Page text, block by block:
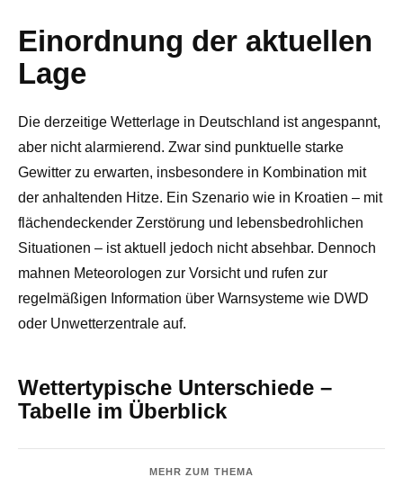
Einordnung der aktuellen
Lage
Die derzeitige Wetterlage in Deutschland ist angespannt,
aber nicht alarmierend. Zwar sind punktuelle starke
Gewitter zu erwarten, insbesondere in Kombination mit
der anhaltenden Hitze. Ein Szenario wie in Kroatien – mit
flächendeckender Zerstörung und lebensbedrohlichen
Situationen – ist aktuell jedoch nicht absehbar. Dennoch
mahnen Meteorologen zur Vorsicht und rufen zur
regelmäßigen Information über Warnsysteme wie DWD
oder Unwetterzentrale auf.
Wettertypische Unterschiede –
Tabelle im Überblick
MEHR ZUM THEMA